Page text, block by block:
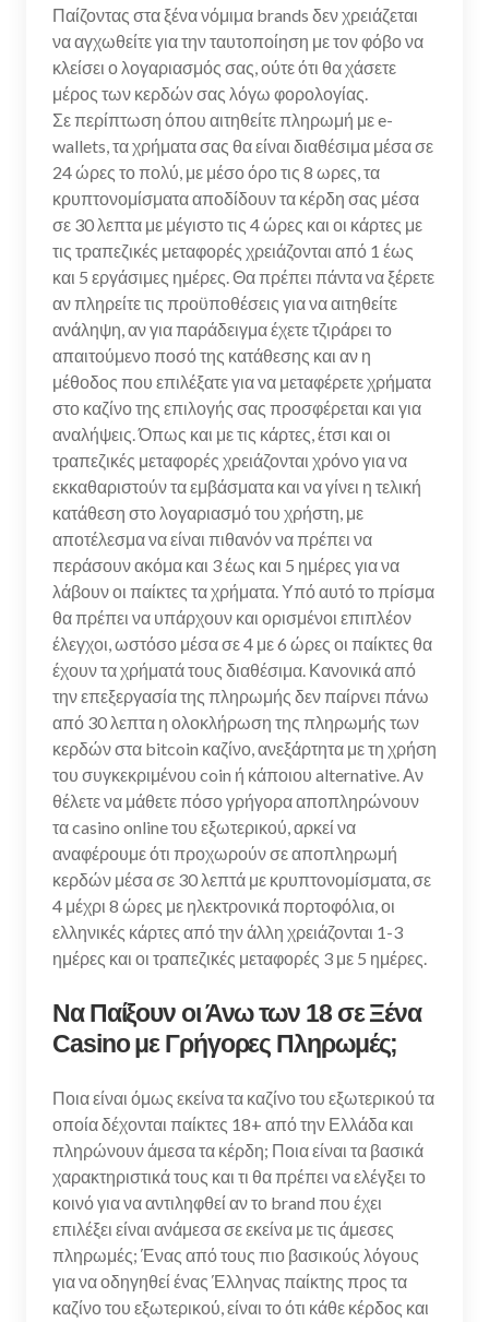
Παίζοντας στα ξένα νόμιμα brands δεν χρειάζεται
να αγχωθείτε για την ταυτοποίηση με τον φόβο να
κλείσει ο λογαριασμός σας, ούτε ότι θα χάσετε
μέρος των κερδών σας λόγω φορολογίας.
Σε περίπτωση όπου αιτηθείτε πληρωμή με e-
wallets, τα χρήματα σας θα είναι διαθέσιμα μέσα σε
24 ώρες το πολύ, με μέσο όρο τις 8 ωρες, τα
κρυπτονομίσματα αποδίδουν τα κέρδη σας μέσα
σε 30 λεπτα με μέγιστο τις 4 ώρες και οι κάρτες με
τις τραπεζικές μεταφορές χρειάζονται από 1 έως
και 5 εργάσιμες ημέρες. Θα πρέπει πάντα να ξέρετε
αν πληρείτε τις προϋποθέσεις για να αιτηθείτε
ανάληψη, αν για παράδειγμα έχετε τζιράρει το
απαιτούμενο ποσό της κατάθεσης και αν η
μέθοδος που επιλέξατε για να μεταφέρετε χρήματα
στο καζίνο της επιλογής σας προσφέρεται και για
αναλήψεις. Όπως και με τις κάρτες, έτσι και οι
τραπεζικές μεταφορές χρειάζονται χρόνο για να
εκκαθαριστούν τα εμβάσματα και να γίνει η τελική
κατάθεση στο λογαριασμό του χρήστη, με
αποτέλεσμα να είναι πιθανόν να πρέπει να
περάσουν ακόμα και 3 έως και 5 ημέρες για να
λάβουν οι παίκτες τα χρήματα. Υπό αυτό το πρίσμα
θα πρέπει να υπάρχουν και ορισμένοι επιπλέον
έλεγχοι, ωστόσο μέσα σε 4 με 6 ώρες οι παίκτες θα
έχουν τα χρήματά τους διαθέσιμα. Κανονικά από
την επεξεργασία της πληρωμής δεν παίρνει πάνω
από 30 λεπτα η ολοκλήρωση της πληρωμής των
κερδών στα bitcoin καζίνο, ανεξάρτητα με τη χρήση
του συγκεκριμένου coin ή κάποιου alternative. Αν
θέλετε να μάθετε πόσο γρήγορα αποπληρώνουν
τα casino online του εξωτερικού, αρκεί να
αναφέρουμε ότι προχωρούν σε αποπληρωμή
κερδών μέσα σε 30 λεπτά με κρυπτονομίσματα, σε
4 μέχρι 8 ώρες με ηλεκτρονικά πορτοφόλια, οι
ελληνικές κάρτες από την άλλη χρειάζονται 1-3
ημέρες και οι τραπεζικές μεταφορές 3 με 5 ημέρες.
Να Παίξουν οι Άνω των 18 σε Ξένα
Casino με Γρήγορες Πληρωμές;
Ποια είναι όμως εκείνα τα καζίνο του εξωτερικού τα
οποία δέχονται παίκτες 18+ από την Ελλάδα και
πληρώνουν άμεσα τα κέρδη; Ποια είναι τα βασικά
χαρακτηριστικά τους και τι θα πρέπει να ελέγξει το
κοινό για να αντιληφθεί αν το brand που έχει
επιλέξει είναι ανάμεσα σε εκείνα με τις άμεσες
πληρωμές; Ένας από τους πιο βασικούς λόγους
για να οδηγηθεί ένας Έλληνας παίκτης προς τα
καζίνο του εξωτερικού, είναι το ότι κάθε κέρδος και